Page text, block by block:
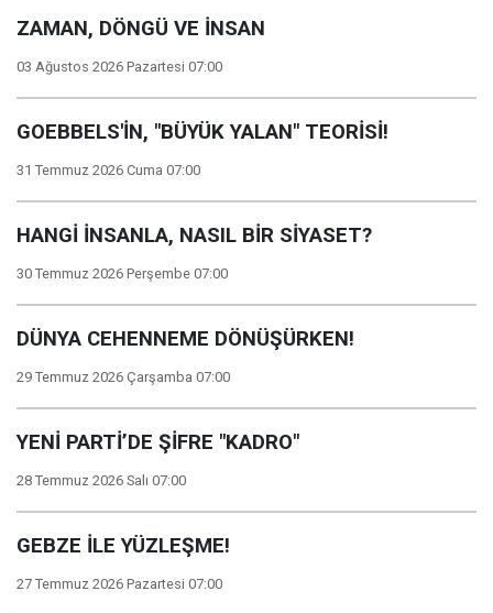
ZAMAN, DÖNGÜ VE İNSAN
03 Ağustos 2026 Pazartesi 07:00
GOEBBELS'İN, "BÜYÜK YALAN" TEORİSİ!
31 Temmuz 2026 Cuma 07:00
HANGİ İNSANLA, NASIL BİR SİYASET?
30 Temmuz 2026 Perşembe 07:00
DÜNYA CEHENNEME DÖNÜŞÜRKEN!
29 Temmuz 2026 Çarşamba 07:00
YENİ PARTİ’DE ŞİFRE "KADRO"
28 Temmuz 2026 Salı 07:00
GEBZE İLE YÜZLEŞME!
27 Temmuz 2026 Pazartesi 07:00